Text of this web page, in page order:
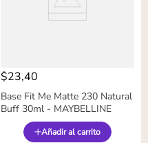
$23,40
Base Fit Me Matte 230 Natural
Buff 30ml - MAYBELLINE
Añadir al carrito